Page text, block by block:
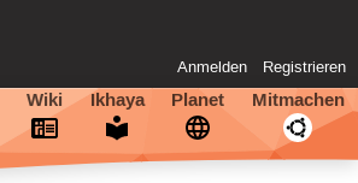
Anmelden Registrieren
Wiki Ikhaya Planet Mitmachen